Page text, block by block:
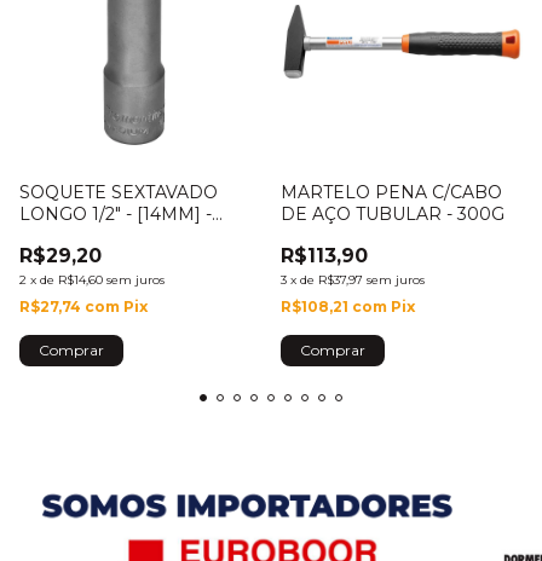
SOQUETE SEXTAVADO
LONGO 1/2" - [14MM] -
R$29,20
2 x de R$14,60 sem juros
R$27,74 com Pix
MARTELO PENA C/CABO
DE AÇO TUBULAR - 300G
R$113,90
3 x de R$37,97 sem juros
R$108,21 com Pix